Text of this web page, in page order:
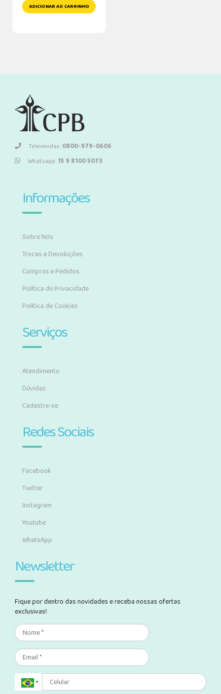
ADICIONAR AO CARRINHO
Televendas:0800-979-0606
Whatsapp:15 9 8100 5073
Informações
Sobre Nós
Trocas e Devoluções
Compras e Pedidos
Política de Privacidade
Política de Cookies
Serviços
Atendimento
Dúvidas
Cadastre-se
Redes Sociais
Facebook
Twitter
Instagram
Youtube
WhatsApp
Newsletter
Fique por dentro das novidades e receba nossas ofertas
exclusivas!